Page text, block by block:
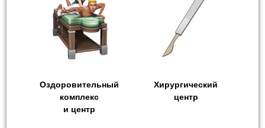
Оздоровительный
комплекс
и центр
Хирургический
центр